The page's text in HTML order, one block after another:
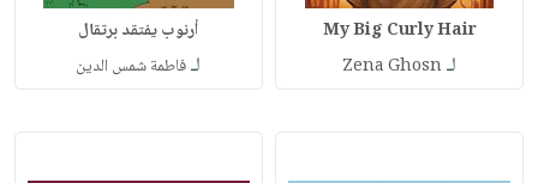
My Big Curly Hair
لـZena Ghosn
أرنوب يفتقد برتقال
لـفاطمة شمس الدين